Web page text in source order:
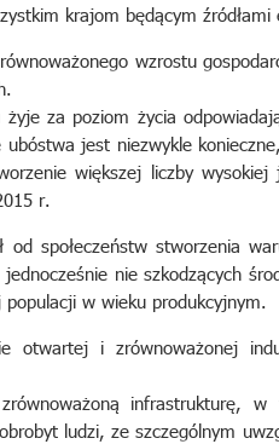
krajom będącym źródłami
wzrostu
za poziom życia
jest niezwykle
większej liczby wysokiej
r.
społeczeństw stworzenia
nie szkodzących
w wieku produkcyjnym.
otwartej i zrównoważonej
infrastrukturę,
ludzi, ze szczególnym